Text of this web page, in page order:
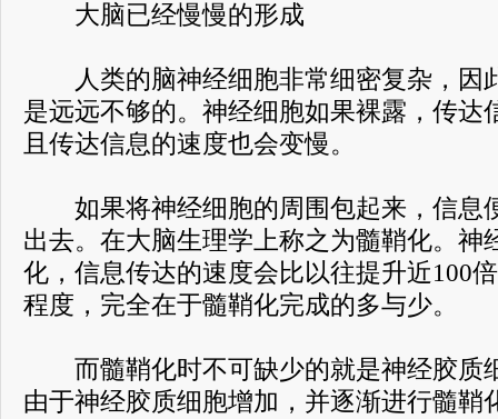
大脑已经慢慢的形成
人类的脑神经细胞非常细密复杂，因
是远远不够的。神经细胞如果裸露，传达
且传达信息的速度也会变慢。
如果将神经细胞的周围包起来，信息
出去。在大脑生理学上称之为髓鞘化。神
化，信息传达的速度会比以往提升近100
程度，完全在于髓鞘化完成的多与少。
而髓鞘化时不可缺少的就是神经胶质
由于神经胶质细胞增加，并逐渐进行髓鞘